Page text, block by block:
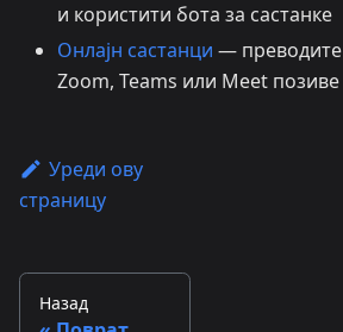
и користити бота за састанке
Онлајн састанци — преводите
Zoom, Teams или Meet позиве
Уреди ову
страницу
Назад